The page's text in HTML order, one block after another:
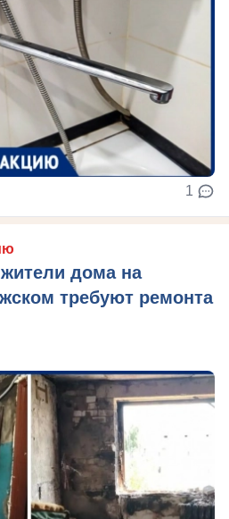
1
дома на
требуют ремонта